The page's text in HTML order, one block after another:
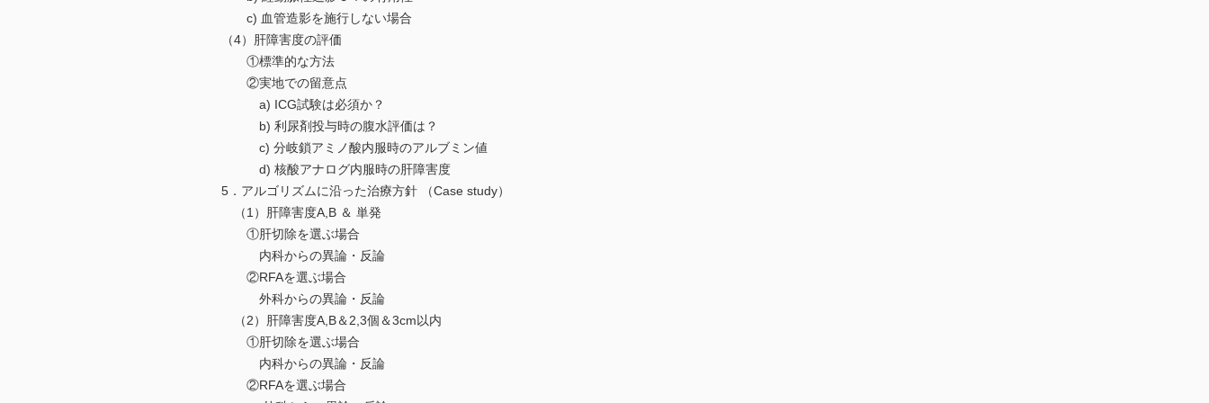
c) 血管造影を施行しない場合
（4）肝障害度の評価
①標準的な方法
②実地での留意点
a) ICG試験は必須か？
b) 利尿剤投与時の腹水評価は？
c) 分岐鎖アミノ酸内服時のアルブミン値
d) 核酸アナログ内服時の肝障害度
5．アルゴリズムに沿った治療方針 （Case study）
（1）肝障害度A,B ＆ 単発
①肝切除を選ぶ場合
内科からの異論・反論
②RFAを選ぶ場合
外科からの異論・反論
（2）肝障害度A,B＆2,3個＆3cm以内
①肝切除を選ぶ場合
内科からの異論・反論
②RFAを選ぶ場合